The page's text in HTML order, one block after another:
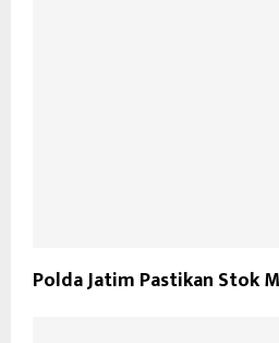
Polda Jatim Pastikan Stok